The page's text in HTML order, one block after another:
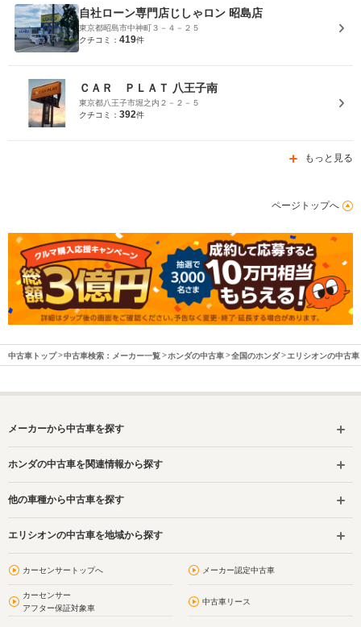
自社ローン専門店じしゃロン 昭島店
東京都昭島市中神町３－４－２５
クチコミ： 419件
ＣＡＲ ＰＬＡＴ 八王子南
東京都八王子市堀之内２－２－５
クチコミ： 392件
もっと見る
ページトップへ
中古車トップ 中古車検索：メーカー一覧 ホンダの中古車 全国のホンダ エリシオンの中古車
メーカーから中古車を探す
ホンダの中古車を関連情報から探す
他の車種から中古車を探す
エリシオンの中古車を地域から探す
カーセンサートップへ メーカー認定中古車
カーセンサー
アフター保証対象車
中古車リース